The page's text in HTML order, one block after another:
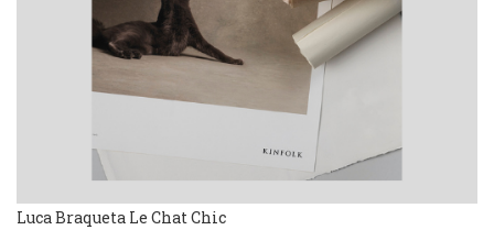
Luca Braqueta Le Chat Chic